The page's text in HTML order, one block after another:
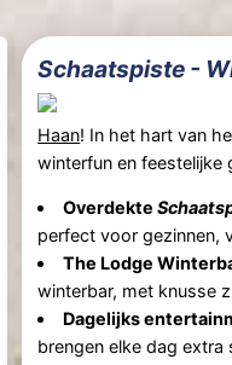
Schaatspiste -
Haan! In het hart van
winterfun en feestelijke
Overdekte
perfect voor gezinnen,
The Lodge
winterbar, met knusse
Dagelijks
brengen elke dag extra